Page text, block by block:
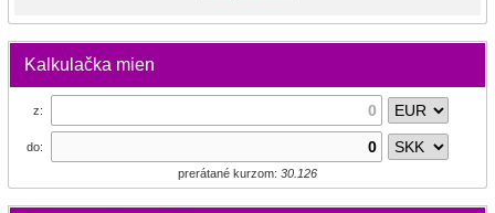
Kalkulačka mien
z:
do:
prerátané kurzom: 30.126